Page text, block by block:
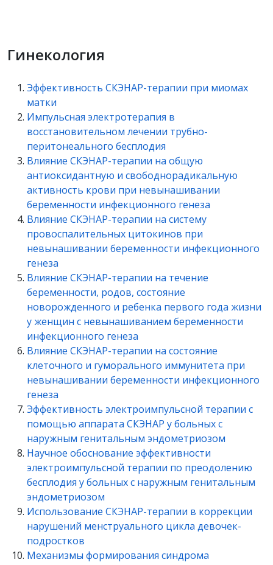
Гинекология
Эффективность СКЭНАР-терапии при миомах
матки
Импульсная электротерапия в
восстановительном лечении трубно-
перитонеального бесплодия
Влияние СКЭНАР-терапии на общую
антиоксидантную и свободнорадикальную
активность крови при невынашивании
беременности инфекционного генеза
Влияние СКЭНАР-терапии на систему
провоспалительных цитокинов при
невынашивании беременности инфекционного
генеза
Влияние СКЭНАР-терапии на течение
беременности, родов, состояние
новорожденного и ребенка первого года жизни
у женщин с невынашиванием беременности
инфекционного генеза
Влияние СКЭНАР-терапии на состояние
клеточного и гуморального иммунитета при
невынашивании беременности инфекционного
генеза
Эффективность электроимпульсной терапии с
помощью аппарата СКЭНАР у больных с
наружным генитальным эндометриозом
Научное обоснование эффективности
электроимпульсной терапии по преодолению
бесплодия у больных с наружным генитальным
эндометриозом
Использование СКЭНАР-терапии в коррекции
нарушений менструального цикла девочек-
подростков
Механизмы формирования синдрома